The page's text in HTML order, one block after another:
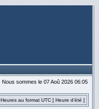
Nous sommes le 07 Aoû 2026 06:05
Heures au format UTC [ Heure d’été ]